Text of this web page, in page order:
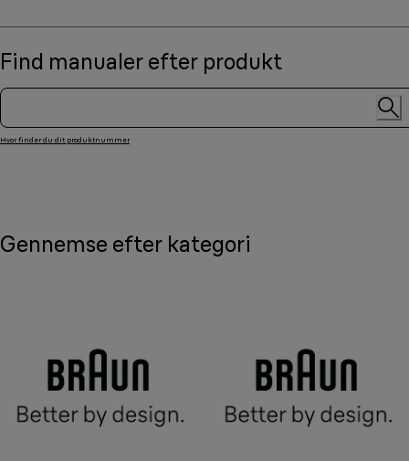
Find manualer efter produkt
Hvor finder du dit produktnummer
Gennemse efter kategori